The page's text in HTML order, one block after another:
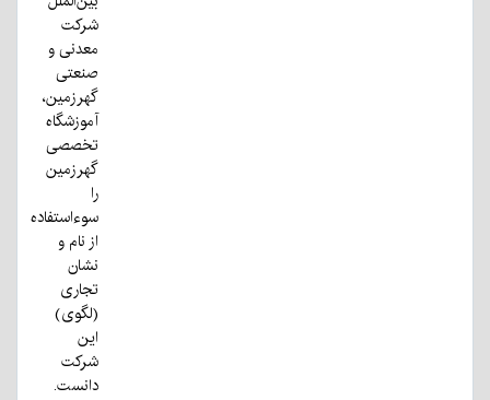
شرکت
معدنی و
صنعتی
گهرزمین،
آموزشگاه
تخصصی
گهرزمین
را
سوءاستفاده
از نام و
نشان
تجاری
(لگوی)
این
شرکت
دانست.